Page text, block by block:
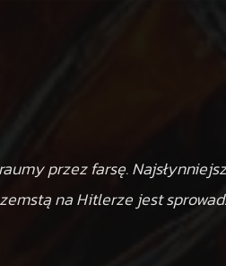
przez farsę.
na Hitlerze jest